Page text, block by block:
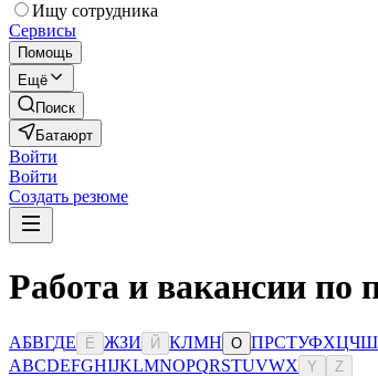
Ищу сотрудника
Сервисы
Помощь
Ещё
Поиск
Батаюрт
Войти
Войти
Создать резюме
Работа и вакансии по
АБВГДЕ Ё ЖЗИ Й КЛМН О ПРСТУФХЦЧШ
ABCDEFGHIJKLMNOPQRSTUVWX Y Z